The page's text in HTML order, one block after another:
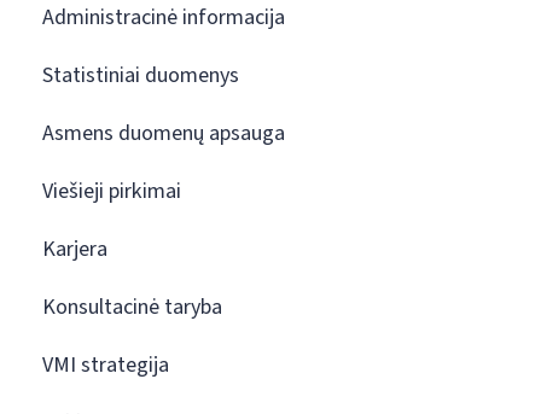
Administracinė informacija
Statistiniai duomenys
Asmens duomenų apsauga
Viešieji pirkimai
Karjera
Konsultacinė taryba
VMI strategija